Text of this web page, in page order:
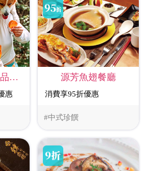
利得創新寵物食品股份有限公司
惠
#中式珍饌
源芳魚翅餐廳
消費享95折優惠